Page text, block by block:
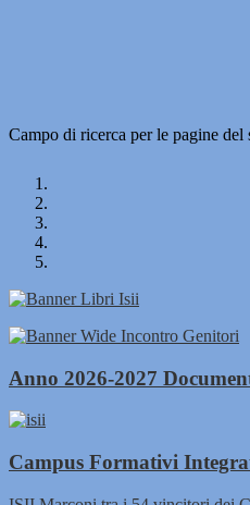
Campo di ricerca per le pagine del
Anno 2026-2027
Campus Formativi